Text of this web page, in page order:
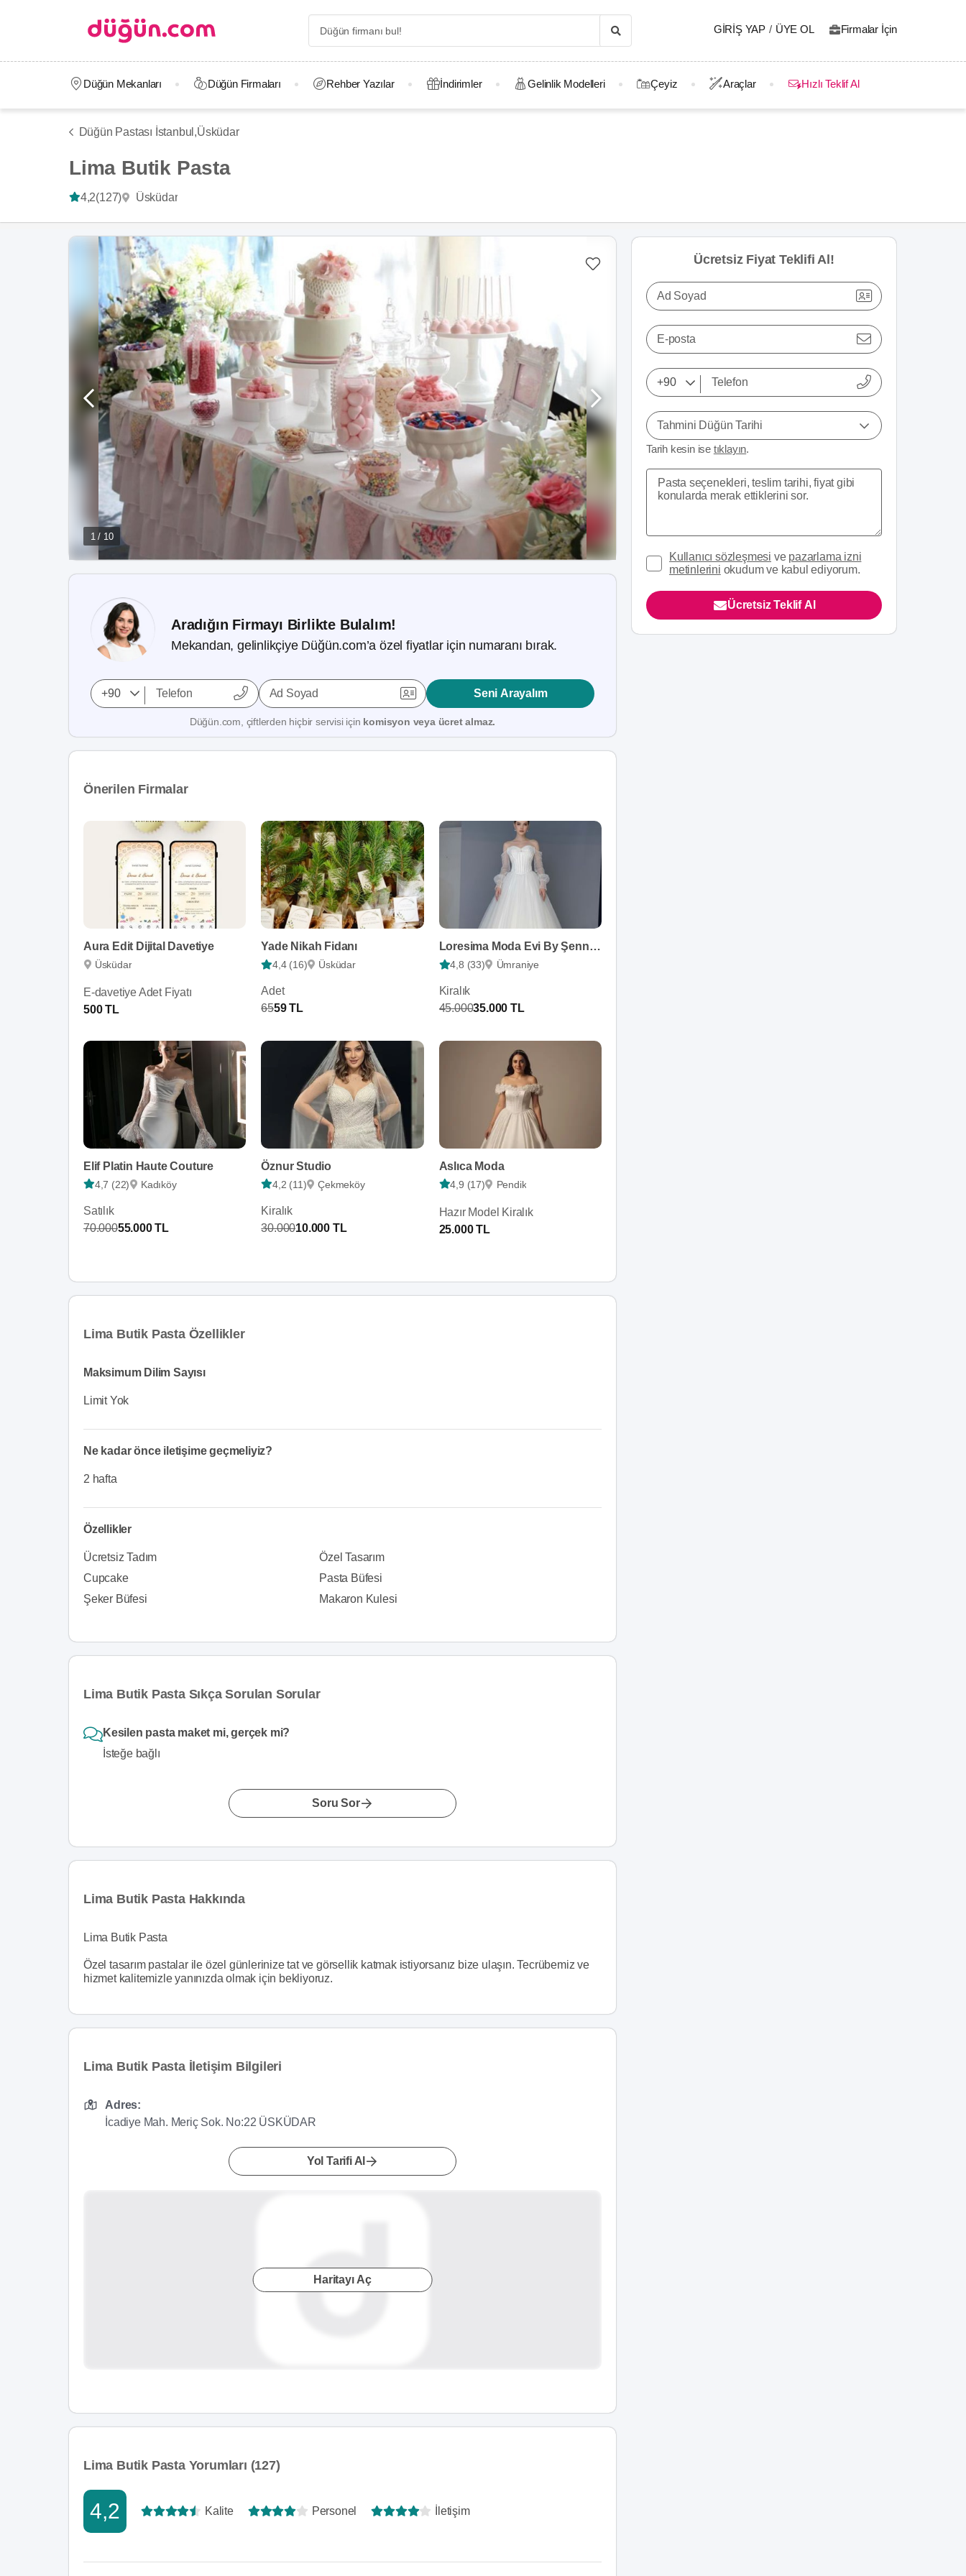
GIRIŞ YAP / ÜYE OL Firmalar İçin
Düğün Mekanları Düğün Firmaları Rehber Yazılar İndirimler Gelinlik Modelleri Çeyiz Araçlar Hızlı Teklif Al
Düğün Pastası İstanbul,Üsküdar
Lima Butik Pasta
4,2(127) Üsküdar
1 / 10
Aradığın Firmayı Birlikte Bulalım!
Mekandan, gelinlikçiye Düğün.com’a özel fiyatlar için numaranı bırak.
Ad Soyad Seni Arayalım
Düğün.com, çiftlerden hiçbir servisi için komisyon veya ücret almaz.
Önerilen Firmalar
Aura Edit Dijital Davetiye
Üsküdar
E-davetiye Adet Fiyatı
500 TL
Yade Nikah Fidanı
4,4 (16) Üsküdar
Adet
6559 TL
Loresima Moda Evi By Şennur Kosif
4,8 (33) Ümraniye
Kiralık
45.00035.000 TL
Elif Platin Haute Couture
4,7 (22) Kadıköy
Satılık
70.00055.000 TL
Öznur Studio
4,2 (11) Çekmeköy
Kiralık
30.00010.000 TL
Aslıca Moda
4,9 (17) Pendik
Hazır Model Kiralık
25.000 TL
Lima Butik Pasta Özellikler
Maksimum Dilim Sayısı
Limit Yok
Ne kadar önce iletişime geçmeliyiz?
2 hafta
Özellikler
Ücretsiz Tadım
Özel Tasarım
Cupcake
Pasta Büfesi
Şeker Büfesi
Makaron Kulesi
Lima Butik Pasta Sıkça Sorulan Sorular
Kesilen pasta maket mi, gerçek mi?
İsteğe bağlı
Soru Sor
Lima Butik Pasta Hakkında
Lima Butik Pasta
Özel tasarım pastalar ile özel günlerinize tat ve görsellik katmak istiyorsanız bize ulaşın. Tecrübemiz ve
hizmet kalitemizle yanınızda olmak için bekliyoruz.
Lima Butik Pasta İletişim Bilgileri
Adres:
İcadiye Mah. Meriç Sok. No:22 ÜSKÜDAR
Yol Tarifi Al
Haritayı Aç
Lima Butik Pasta Yorumları (127)
4,2 Kalite Personel İletişim
Ücretsiz Fiyat Teklifi Al!
Ad Soyad
E-posta
Tahmini Düğün Tarihi
Tarih kesin ise tıklayın.
Kullanıcı sözleşmesi ve pazarlama izni
metinlerini okudum ve kabul ediyorum.
Ücretsiz Teklif Al